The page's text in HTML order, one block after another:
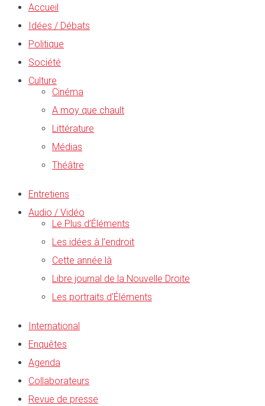
Accueil
Idées / Débats
Politique
Société
Culture
Cinéma
A moy que chault
Littérature
Médias
Théâtre
Entretiens
Audio / Vidéo
Le Plus d’Éléments
Les idées à l’endroit
Cette année là
Libre journal de la Nouvelle Droite
Les portraits d’Éléments
International
Enquêtes
Agenda
Collaborateurs
Revue de presse